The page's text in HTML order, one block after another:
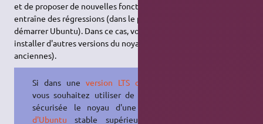
et de proposer de nouvelles fonctionnalités, il arrive que cela
entraîne des régressions (dans le pire des cas, cela empêche de
démarrer Ubuntu). Dans ce cas, vous pouvez être amené à
installer d'autres versions du noyau Linux (plus récentes ou plus
anciennes).
Si dans une version LTS d'Ubuntu
vous souhaitez utiliser de manière
sécurisée le noyau d'une
d'Ubuntu stable supérieure, voir